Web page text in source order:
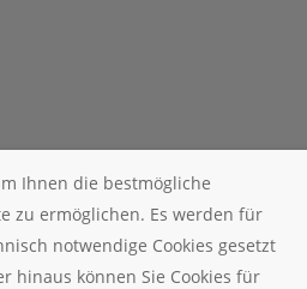
Ihnen die bestmögliche
zu ermöglichen. Es werden für
notwendige Cookies gesetzt
hinaus können Sie Cookies für